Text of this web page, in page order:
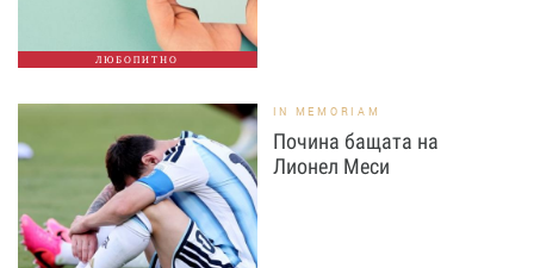
ЛЮБОПИТНО
IN MEMORIAM
Почина бащата на
Лионел Меси